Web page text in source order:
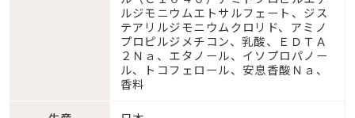
ルジモニウムエトサルフェート、ジス
テアリルジモニウムクロリド、アミノ
プロピルジメチコン、乳酸、ＥＤＴＡ
２Ｎａ、エタノール、イソプロパノー
ル、トコフェロール、安息香酸Ｎａ、
香料